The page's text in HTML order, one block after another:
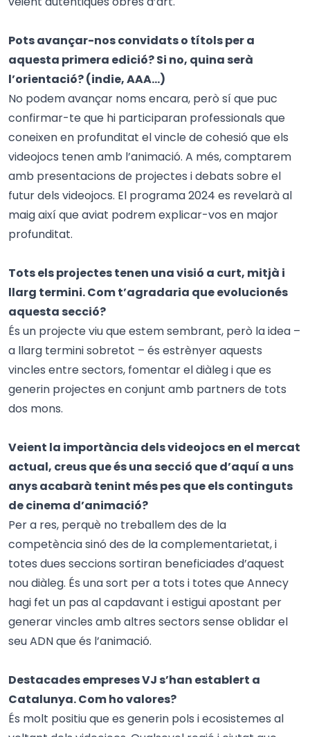
Pots avançar-nos convidats o títols per a
aquesta primera edició? Si no, quina serà
l’orientació? (indie, AAA…)
No podem avançar noms encara, però sí que puc
confirmar-te que hi participaran professionals que
coneixen en profunditat el vincle de cohesió que els
videojocs tenen amb l’animació. A més, comptarem
amb presentacions de projectes i debats sobre el
futur dels videojocs. El programa 2024 es revelarà al
maig així que aviat podrem explicar-vos en major
profunditat.
Tots els projectes tenen una visió a curt, mitjà i
llarg termini. Com t’agradaria que evolucionés
aquesta secció?
És un projecte viu que estem sembrant, però la idea –
a llarg termini sobretot – és estrènyer aquests
vincles entre sectors, fomentar el diàleg i que es
generin projectes en conjunt amb partners de tots
dos mons.
Veient la importància dels videojocs en el mercat
actual, creus que és una secció que d’aquí a uns
anys acabarà tenint més pes que els continguts
de cinema d’animació?
Per a res, perquè no treballem des de la
competència sinó des de la complementarietat, i
totes dues seccions sortiran beneficiades d’aquest
nou diàleg. És una sort per a tots i totes que Annecy
hagi fet un pas al capdavant i estigui apostant per
generar vincles amb altres sectors sense oblidar el
seu ADN que és l’animació.
Destacades empreses VJ s’han establert a
Catalunya. Com ho valores?
És molt positiu que es generin pols i ecosistemes al